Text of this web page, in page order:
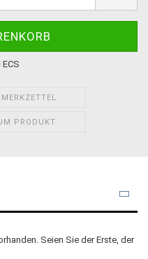
PRODUKT
Seien Sie der Erste, der